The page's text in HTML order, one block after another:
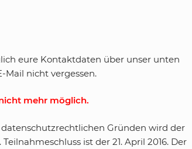
eure Kontaktdaten über unser unten
Mail nicht vergessen.
mehr möglich.
Gründen wird der
ist der 21. April 2016. Der